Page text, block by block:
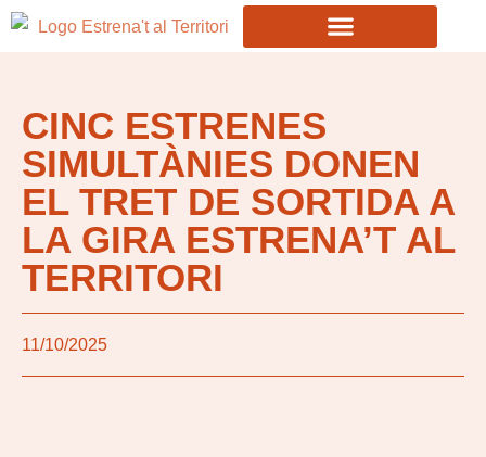
CINC ESTRENES
SIMULTÀNIES DONEN
EL TRET DE SORTIDA A
LA GIRA ESTRENA’T AL
TERRITORI
11/10/2025